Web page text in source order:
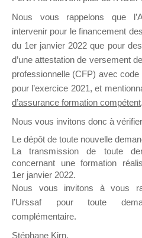
Ce groupe est destiné
Formation qui souhaitent
Propositions Mallette du
Ce groupe propose un
sur lequel il est possible
ou poser une question.
NB : Il est nécessaire
pouvoir rejoindre ce
Nous vous rappelons que
intervenir pour le financement
du 1er janvier 2022 que pour
d’une attestation de versement
professionnelle (CFP) avec
pour l’exercice 2021, et
d’assurance formation compétent.
Nous vous invitons donc à
Le dépôt de toute nouvelle
La transmission de toute
concernant une formation
1er janvier 2022.
Nous vous invitons à vous
l’Urssaf pour toute
complémentaire.
Stéphane Kirn,